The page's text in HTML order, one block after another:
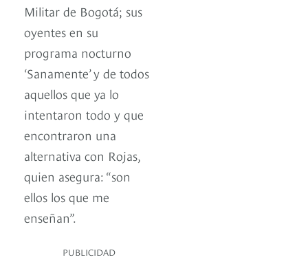
Militar de Bogotá; sus
oyentes en su
programa nocturno
‘Sanamente’ y de todos
aquellos que ya lo
intentaron todo y que
encontraron una
alternativa con Rojas,
quien asegura: “son
ellos los que me
enseñan”.
PUBLICIDAD